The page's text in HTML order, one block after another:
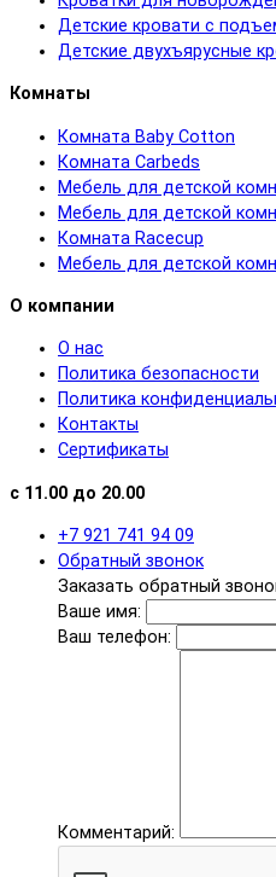
Детские кровати с
Детские двухъярусные
Комнаты
Комната Baby Cotton
Комната Carbeds
Мебель для детской
Мебель для детской
Комната Racecup
Мебель для детской
О компании
О нас
Политика безопасности
Политика
Контакты
Сертификаты
с 11.00 до 20.00
+7 921 741 94 09
Обратный звонок
Заказать обратный
Ваше имя:
Ваш телефон:
Комментарий: